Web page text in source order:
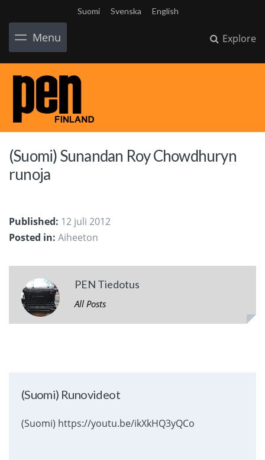
Suomi Svenska English
Menu Explore
(Suomi) Sunandan Roy Chowdhuryn
runoja
Published: 12 juli 2012
Posted in: Aiheeton
PEN Tiedotus
All Posts
(Suomi) Runovideot
(Suomi) https://youtu.be/ikXkHQ3yQCo